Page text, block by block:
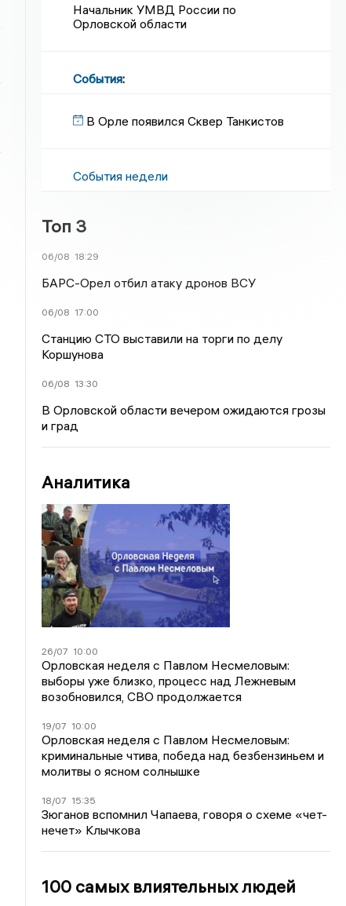
Начальник УМВД России по
Орловской области
События:
В Орле появился Сквер Танкистов
События недели
Топ 3
06/08 18:29
БАРС-Орел отбил атаку дронов ВСУ
06/08 17:00
Станцию СТО выставили на торги по делу
Коршунова
06/08 13:30
В Орловской области вечером ожидаются грозы
и град
Аналитика
26/07 10:00
Орловская неделя с Павлом Несмеловым:
выборы уже близко, процесс над Лежневым
возобновился, СВО продолжается
19/07 10:00
Орловская неделя с Павлом Несмеловым:
криминальные чтива, победа над безбензиньем и
молитвы о ясном солнышке
18/07 15:35
Зюганов вспомнил Чапаева, говоря о схеме «чет-
нечет» Клычкова
100 самых влиятельных людей